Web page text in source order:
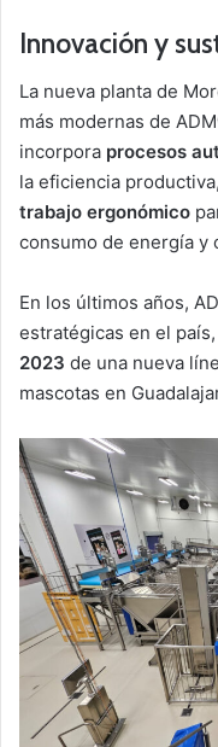
Innovación y
La nueva planta de
más modernas de
incorpora procesos
la eficiencia
trabajo ergonómico
consumo de energía y
En los últimos años,
estratégicas en el
2023 de una nueva
mascotas en